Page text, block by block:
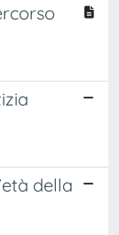
della